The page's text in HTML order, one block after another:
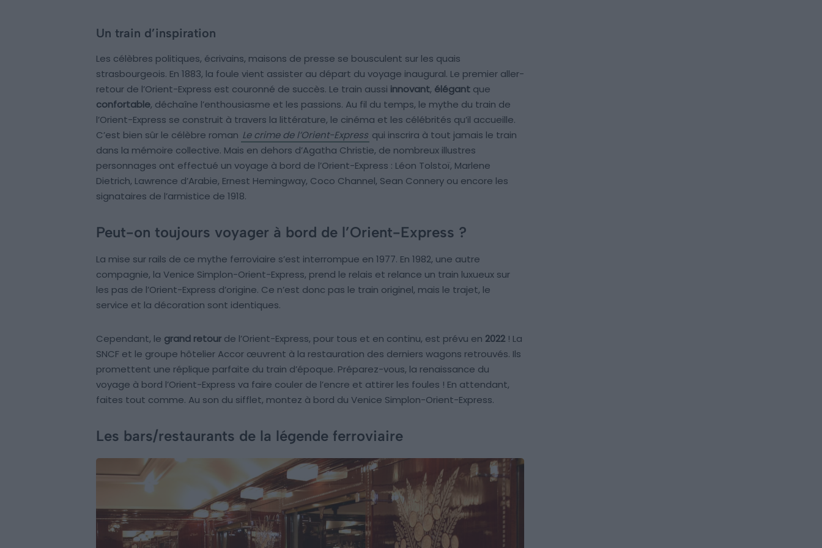
Un train d’inspiration
Les célèbres politiques, écrivains, maisons de presse se bousculent sur les quais
strasbourgeois. En 1883, la foule vient assister au départ du voyage inaugural. Le premier aller-
retour de l’Orient-Express est couronné de succès. Le train aussi innovant, élégant que
confortable, déchaîne l’enthousiasme et les passions. Au fil du temps, le mythe du train de
l’Orient-Express se construit à travers la littérature, le cinéma et les célébrités qu’il accueille.
C’est bien sûr le célèbre roman Le crime de l’Orient-Express qui inscrira à tout jamais le train
dans la mémoire collective. Mais en dehors d’Agatha Christie, de nombreux illustres
personnages ont effectué un voyage à bord de l’Orient-Express : Léon Tolstoï, Marlene
Dietrich, Lawrence d’Arabie, Ernest Hemingway, Coco Channel, Sean Connery ou encore les
signataires de l’armistice de 1918.
Peut-on toujours voyager à bord de l’Orient-Express ?
La mise sur rails de ce mythe ferroviaire s’est interrompue en 1977. En 1982, une autre
compagnie, la Venice Simplon-Orient-Express, prend le relais et relance un train luxueux sur
les pas de l’Orient-Express d’origine. Ce n’est donc pas le train originel, mais le trajet, le
service et la décoration sont identiques.
Cependant, le grand retour de l’Orient-Express, pour tous et en continu, est prévu en 2022 ! La
SNCF et le groupe hôtelier Accor œuvrent à la restauration des derniers wagons retrouvés. Ils
promettent une réplique parfaite du train d’époque. Préparez-vous, la renaissance du
voyage à bord l’Orient-Express va faire couler de l’encre et attirer les foules ! En attendant,
faites tout comme. Au son du sifflet, montez à bord du Venice Simplon-Orient-Express.
Les bars/restaurants de la légende ferroviaire